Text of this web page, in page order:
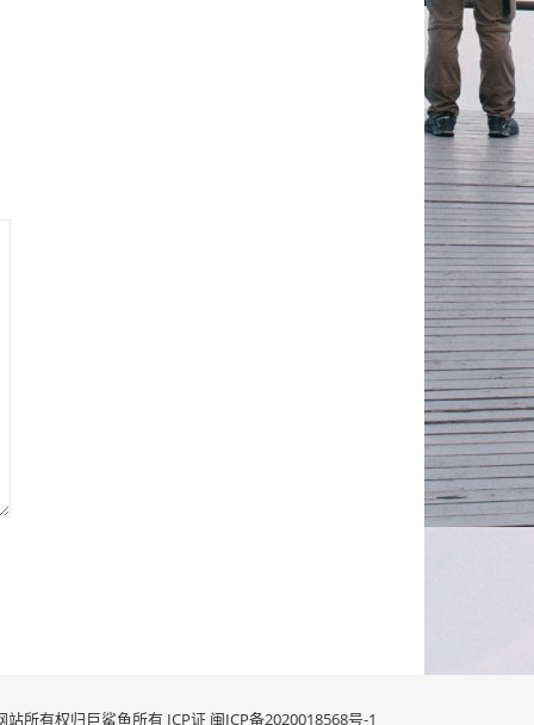
站所有权归巨鲨鱼所有 ICP证 闽ICP备2020018568号-1